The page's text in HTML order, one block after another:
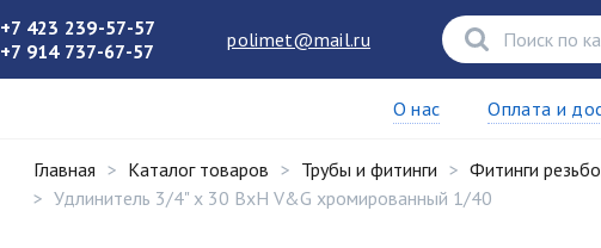
+7 423 239-57-57
+7 914 737-67-57
polimet@mail.ru
О нас Оплата и
Главная Каталог товаров Трубы и фитинги Фитинги
Удлинитель 3/4" x 30 ВхН V&G хромированный 1/40